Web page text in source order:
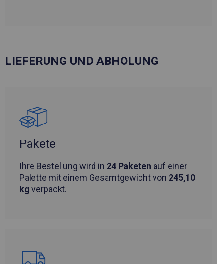
LIEFERUNG UND ABHOLUNG
Pakete
Ihre Bestellung wird in 24 Paketen auf einer
Palette mit einem Gesamtgewicht von 245,10
kg verpackt.